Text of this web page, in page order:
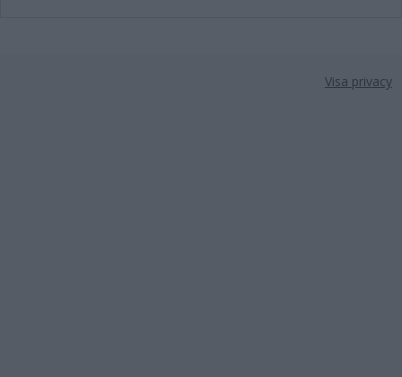
Visa privacy